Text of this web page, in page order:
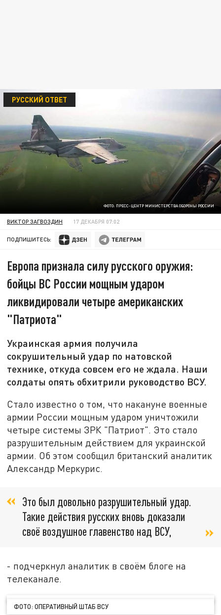
ФОТО: ПРЕСС-ЦЕНТР МИНИСТЕРСТВА ОБОРОНЫ РОССИИ
РУССКИЙ ОТВЕТ
ВИКТОР ЗАГВОЗДИН 17 ДЕКАБРЯ 07:02
ПОДПИШИТЕСЬ:
Европа признала силу русского оружия:
бойцы ВС России мощным ударом
ликвидировали четыре американских
"Патриота"
Украинская армия получила
сокрушительный удар по натовской
технике, откуда совсем его не ждала. Наши
солдаты опять обхитрили руководство ВСУ.
Стало известно о том, что накануне военные
армии России мощным ударом уничтожили
четыре системы ЗРК "Патриот". Это стало
разрушительным действием для украинской
армии. Об этом сообщил британский аналитик
Александр Меркурис.
Это был довольно разрушительный удар.
Такие действия русских вновь доказали
своё воздушное главенство над ВСУ,
- подчеркнул аналитик в своём блоге на
телеканале.
ФОТО: ОПЕРАТИВНЫЙ ШТАБ ВСУ